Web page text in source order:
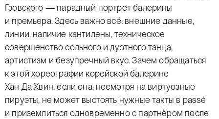
Гзовского — парадный портрет балерины
и премьера. Здесь важно всё: внешние данные,
линии, наличие кантилены, техническое
совершенство сольного и дуэтного танца,
артистизм и безупречный вкус. Зачем обращаться
к этой хореографии корейской балерине
Хан Да Хвин, если она, несмотря на виртуозные
пируэты, не может выстоять нужные такты в passé
и приземлиться одновременно с партнёром после